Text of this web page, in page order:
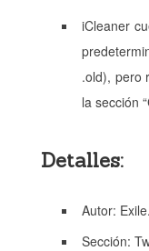
iCleaner
.old), pero
la sección
Detalles:
Autor:
Sección: